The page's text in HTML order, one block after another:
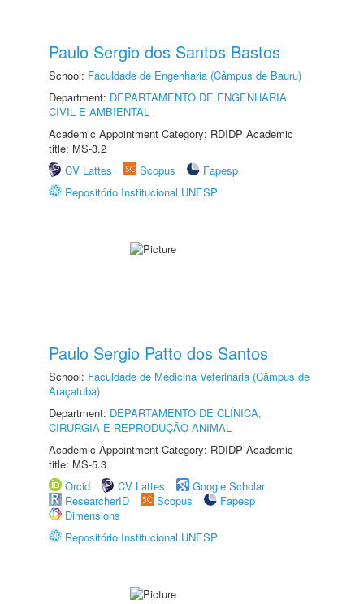
Paulo Sergio dos Santos Bastos
School: Faculdade de Engenharia (Câmpus de Bauru)
Department: DEPARTAMENTO DE ENGENHARIA
CIVIL E AMBIENTAL
Academic Appointment Category: RDIDP Academic
title: MS-3.2
CV Lattes
Scopus
Fapesp
Repositório Institucional UNESP
Paulo Sergio Patto dos Santos
School: Faculdade de Medicina Veterinária (Câmpus de
Araçatuba)
Department: DEPARTAMENTO DE CLÍNICA,
CIRURGIA E REPRODUÇÃO ANIMAL
Academic Appointment Category: RDIDP Academic
title: MS-5.3
Orcid
CV Lattes
Google Scholar
ResearcherID
Scopus
Fapesp
Dimensions
Repositório Institucional UNESP